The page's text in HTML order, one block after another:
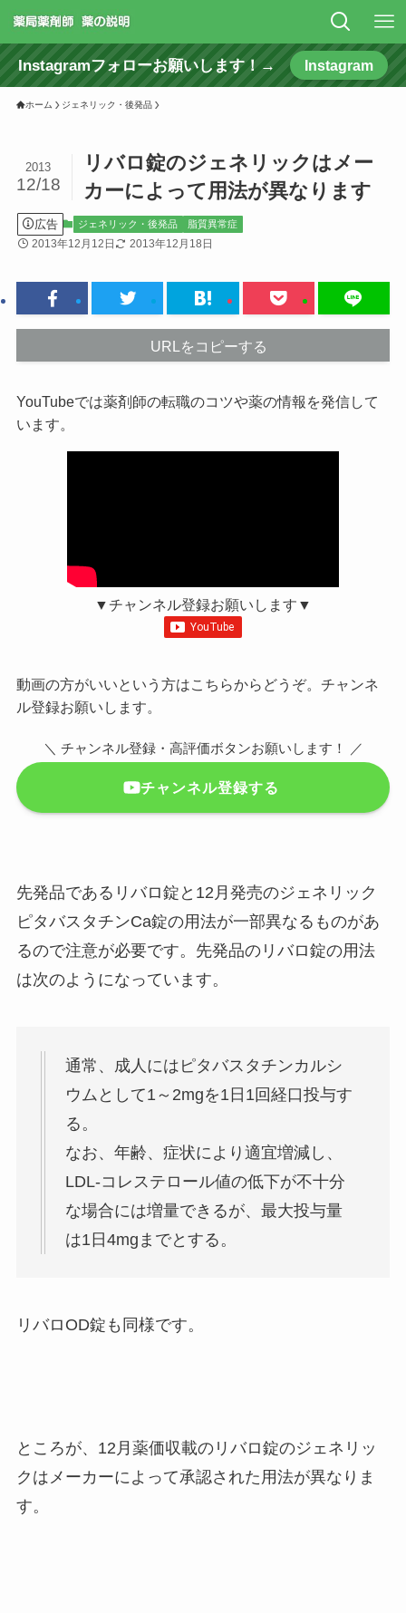
Instagramフォローお願いします！→ Instagram
ホーム ジェネリック・後発品
リバロ錠のジェネリックはメー
カーによって用法が異なります
2013
12/18
広告 ジェネリック・後発品 脂質異常症
2013年12月12日 2013年12月18日
URLをコピーする
YouTubeでは薬剤師の転職のコツや薬の情報を発信して
います。
▼チャンネル登録お願いします▼
動画の方がいいという方はこちらからどうぞ。チャンネ
ル登録お願いします。
＼ チャンネル登録・高評価ボタンお願いします！ ／
チャンネル登録する
先発品であるリバロ錠と12月発売のジェネリック
ピタバスタチンCa錠の用法が一部異なるものがあ
るので注意が必要です。 先発品のリバロ錠の用法
は次のようになっています。
通常、成人にはピタバスタチンカルシ
ウムとして1～2mgを1日1回経口投与す
る。
なお、年齢、症状により適宜増減し、
LDL-コレステロール値の低下が不十分
な場合には増量できるが、最大投与量
は1日4mgまでとする。
リバロOD錠も同様です。
ところが、12月薬価収載のリバロ錠のジェネリッ
クはメーカーによって承認された用法が異なりま
す。